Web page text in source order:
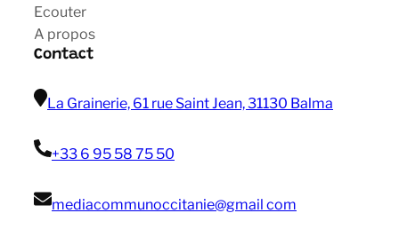
Ecouter
A propos
Contact
La Grainerie, 61 rue Saint Jean, 31130 Balma
+33 6 95 58 75 50
mediacommunoccitanie@gmail com